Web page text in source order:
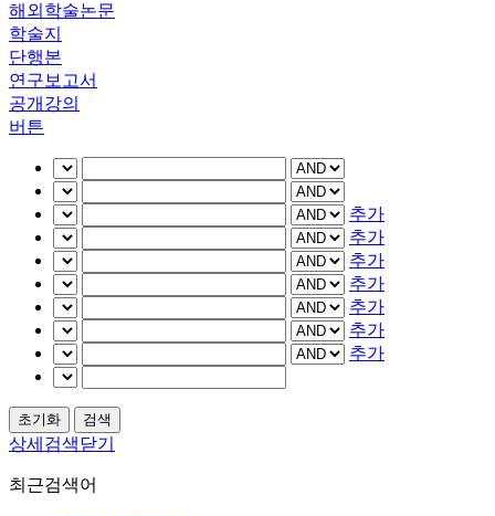
해외학술논문
학술지
단행본
연구보고서
공개강의
버튼
추가
추가
추가
추가
추가
추가
추가
상세검색닫기
최근검색어